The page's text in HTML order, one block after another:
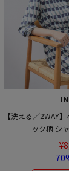
【洗える／2WAY
ック柄 シ